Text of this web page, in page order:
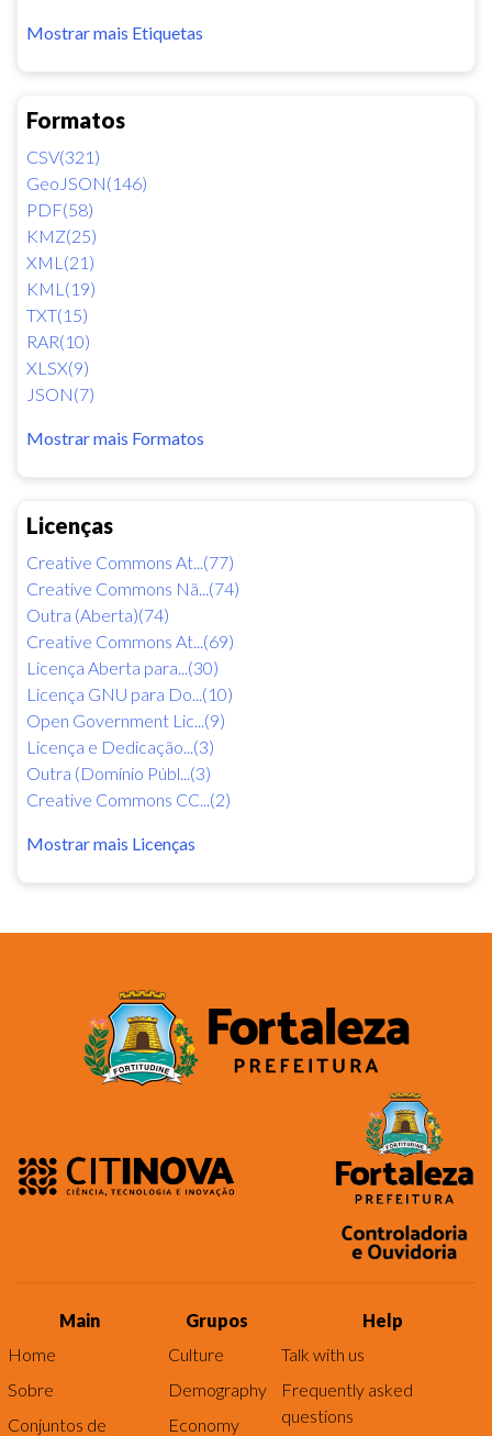
Mostrar mais Etiquetas
Formatos
CSV(321)
GeoJSON(146)
PDF(58)
KMZ(25)
XML(21)
KML(19)
TXT(15)
RAR(10)
XLSX(9)
JSON(7)
Mostrar mais Formatos
Licenças
Creative Commons At...(77)
Creative Commons Nã...(74)
Outra (Aberta)(74)
Creative Commons At...(69)
Licença Aberta para...(30)
Licença GNU para Do...(10)
Open Government Lic...(9)
Licença e Dedicação...(3)
Outra (Domínio Públ...(3)
Creative Commons CC...(2)
Mostrar mais Licenças
Main
Home
Sobre
Conjuntos de
Grupos
Culture
Demography
Economy
Help
Talk with us
Frequently asked
questions